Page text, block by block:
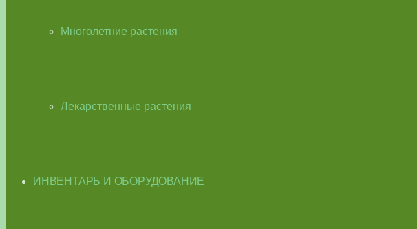
Многолетние растения
Лекарственные растения
ИНВЕНТАРЬ И ОБОРУДОВАНИЕ